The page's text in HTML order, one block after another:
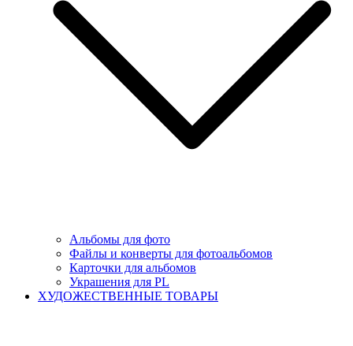
Альбомы для фото
Файлы и конверты для фотоальбомов
Карточки для альбомов
Украшения для PL
ХУДОЖЕСТВЕННЫЕ ТОВАРЫ